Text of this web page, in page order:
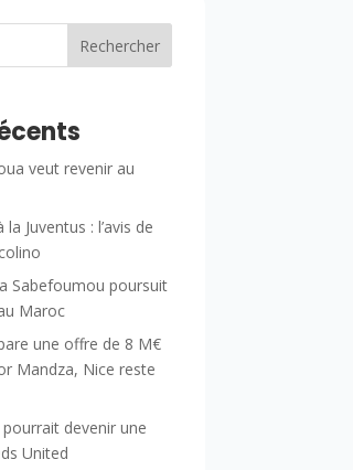
Rechercher
veut revenir au
Juventus : l’avis de
Sabefoumou poursuit
Maroc
une offre de 8 M€
Mandza, Nice reste
pourrait devenir une
United